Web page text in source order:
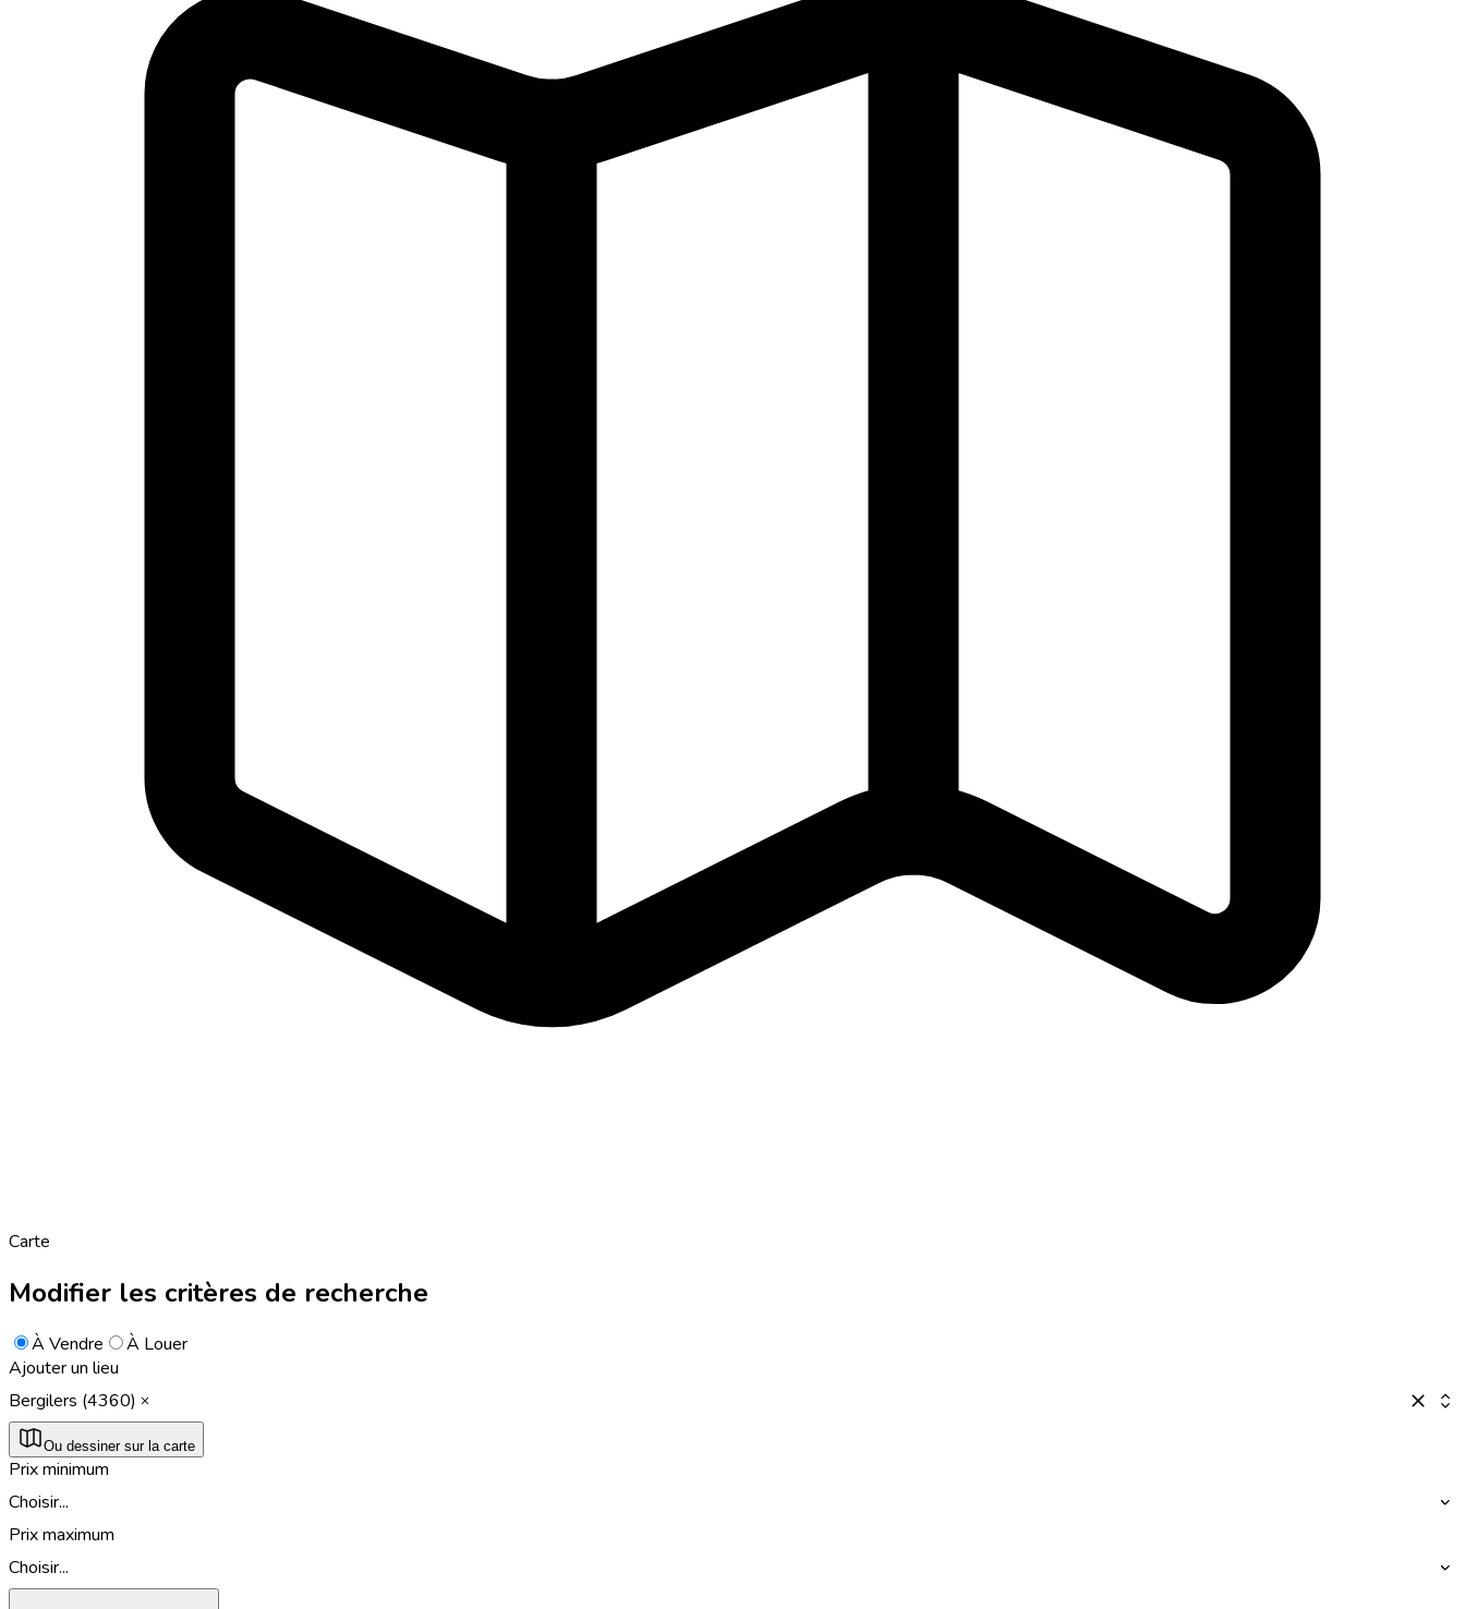
Carte
Modifier les critères de recherche
À Vendre
À Louer
Ajouter un lieu
Bergilers (4360)
Ou dessiner sur la carte
Prix minimum
Choisir...
Prix maximum
Choisir...